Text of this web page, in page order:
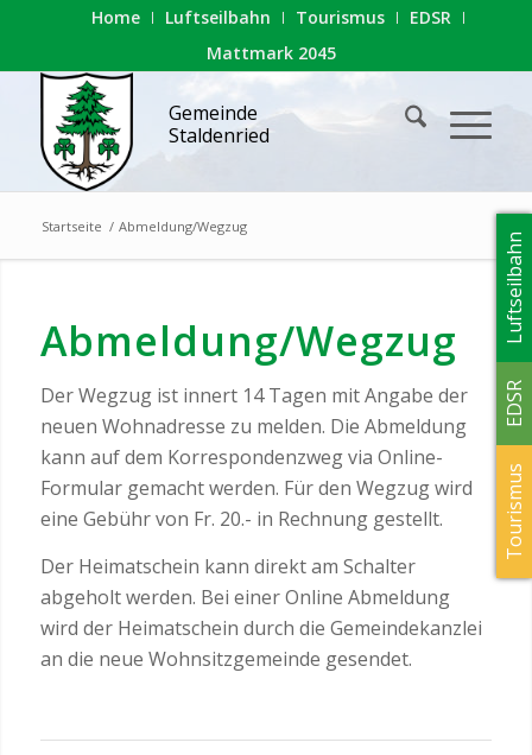
Home Luftseilbahn Tourismus
EDSR
Mattmark 2045
Gemeinde
Staldenried
Startseite / Abmeldung/Wegzug
Abmeldung/Wegzug
Der Wegzug ist innert 14 Tagen mit Angabe der
neuen Wohnadresse zu melden. Die Abmeldung
kann auf dem Korrespondenzweg via Online-
Formular gemacht werden. Für den Wegzug wird
eine Gebühr von Fr. 20.- in Rechnung gestellt.
Der Heimatschein kann direkt am Schalter
abgeholt werden. Bei einer Online Abmeldung
wird der Heimatschein durch die Gemeindekanzlei
an die neue Wohnsitzgemeinde gesendet.
Tourismus
EDSR
Luftseilbahn